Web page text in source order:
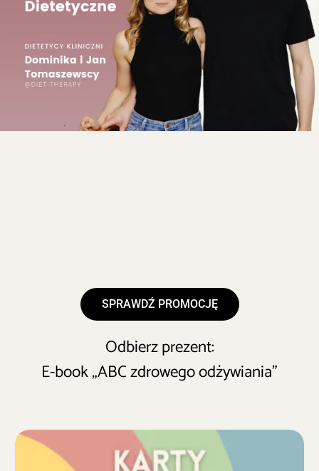
SPRAWDŹ PROMOCJĘ
Odbierz prezent:
E-book „ABC zdrowego odżywiania”
Sale!